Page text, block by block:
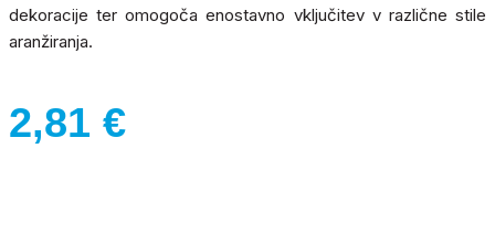
dekoracije ter omogoča enostavno vključitev v različne stile
aranžiranja.
2,81 €